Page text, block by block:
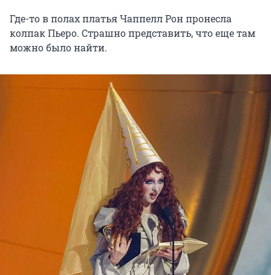
Где-то в полах платья Чаппелл Рон пронесла
колпак Пьеро. Страшно представить, что еще там
можно было найти.